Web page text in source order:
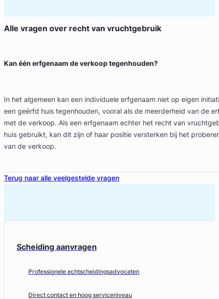
Alle vragen over recht van vruchtgebruik
Kan één erfgenaam de verkoop tegenhouden?
In het algemeen kan een individuele erfgenaam niet op eigen
een geërfd huis tegenhouden, vooral als de meerderheid van de
met de verkoop. Als een erfgenaam echter het recht van
huis gebruikt, kan dit zijn of haar positie versterken bij het
van de verkoop.
Terug naar alle veelgestelde vragen
Scheiding aanvragen
Professionele echtscheidingsadvocaten
Direct contact en hoog serviceniveau